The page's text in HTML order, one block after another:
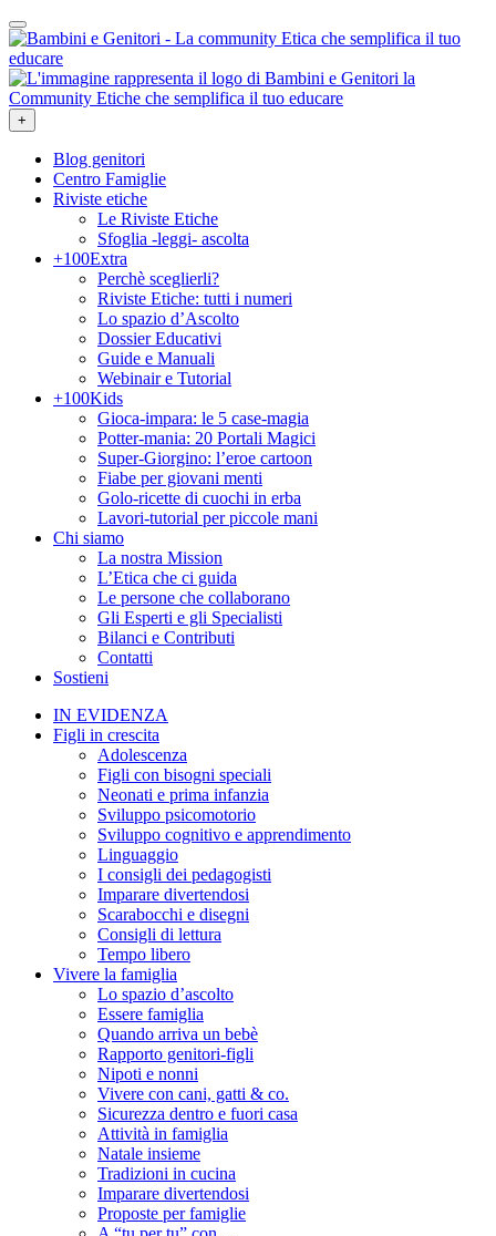
+
Blog genitori
Centro Famiglie
Riviste etiche
Le Riviste Etiche
Sfoglia -leggi- ascolta
+100Extra
Perchè sceglierli?
Riviste Etiche: tutti i numeri
Lo spazio d’Ascolto
Dossier Educativi
Guide e Manuali
Webinair e Tutorial
+100Kids
Gioca-impara: le 5 case-magia
Potter-mania: 20 Portali Magici
Super-Giorgino: l’eroe cartoon
Fiabe per giovani menti
Golo-ricette di cuochi in erba
Lavori-tutorial per piccole mani
Chi siamo
La nostra Mission
L’Etica che ci guida
Le persone che collaborano
Gli Esperti e gli Specialisti
Bilanci e Contributi
Contatti
Sostieni
IN EVIDENZA
Figli in crescita
Adolescenza
Figli con bisogni speciali
Neonati e prima infanzia
Sviluppo psicomotorio
Sviluppo cognitivo e apprendimento
Linguaggio
I consigli dei pedagogisti
Imparare divertendosi
Scarabocchi e disegni
Consigli di lettura
Tempo libero
Vivere la famiglia
Lo spazio d’ascolto
Essere famiglia
Quando arriva un bebè
Rapporto genitori-figli
Nipoti e nonni
Vivere con cani, gatti & co.
Sicurezza dentro e fuori casa
Attività in famiglia
Natale insieme
Tradizioni in cucina
Imparare divertendosi
Proposte per famiglie